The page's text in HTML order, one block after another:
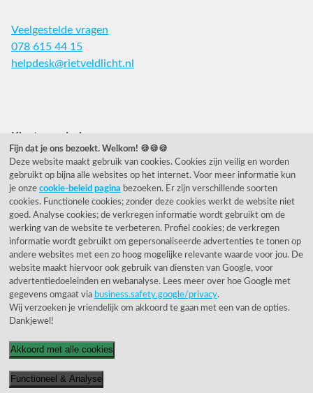
Veelgestelde vragen
078 615 44 15
helpdesk@rietveldlicht.nl
Klantwaardering
"Zeer goed" - eKomi.nl
Cijfer: 9.2 (25540 recensies)
Onze nieuwsbrief
Wil je onze nieuwsbrief ontvangen?
Fijn dat je ons bezoekt. Welkom! 🍪🍪🍪
Deze website maakt gebruik van cookies. Cookies zijn veilig en worden
gebruikt op bijna alle websites op het internet. Voor meer informatie kun
je onze cookie-beleid pagina bezoeken. Er zijn verschillende soorten
cookies. Functionele cookies; zonder deze cookies werkt de website niet
goed. Analyse cookies; de verkregen informatie wordt gebruikt om de
werking van de website te verbeteren. Profiel cookies; de verkregen
informatie wordt gebruikt om gepersonaliseerde advertenties te tonen op
andere websites met een zo hoog mogelijke relevante waarde voor jou. De
website maakt hiervoor ook gebruik van diensten van Google, voor
advertentiedoeleinden en webanalyse. Lees meer over hoe Google met
gegevens omgaat via business.safety.google/privacy.
Wij verzoeken je vriendelijk om akkoord te gaan met een van de opties.
Dankjewel!
Akkoord met alle cookies
Functioneel & Analyse